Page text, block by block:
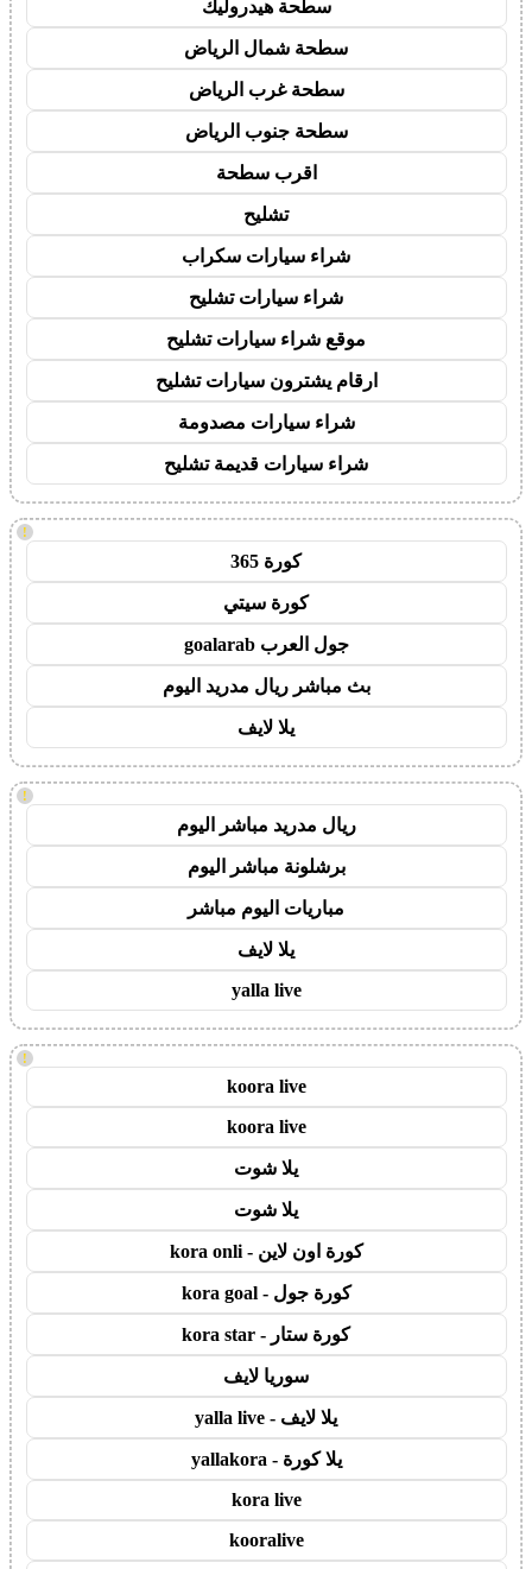
سطحة هيدروليك
سطحة شمال الرياض
سطحة غرب الرياض
سطحة جنوب الرياض
اقرب سطحة
تشليح
شراء سيارات سكراب
شراء سيارات تشليح
موقع شراء سيارات تشليح
ارقام يشترون سيارات تشليح
شراء سيارات مصدومة
شراء سيارات قديمة تشليح
!
كورة 365
كورة سيتي
جول العرب goalarab
بث مباشر ريال مدريد اليوم
يلا لايف
!
ريال مدريد مباشر اليوم
برشلونة مباشر اليوم
مباريات اليوم مباشر
يلا لايف
yalla live
!
koora live
koora live
يلا شوت
يلا شوت
كورة اون لاين - kora onli
كورة جول - kora goal
كورة ستار - kora star
سوريا لايف
يلا لايف - yalla live
يلا كورة - yallakora
kora live
kooralive